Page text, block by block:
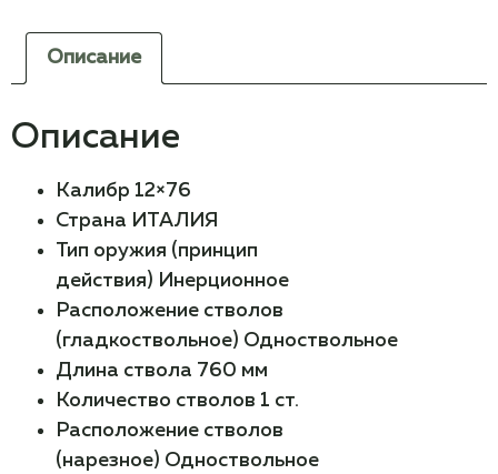
Описание
Описание
Калибр 12×76
Страна ИТАЛИЯ
Тип оружия (принцип
действия) Инерционное
Расположение стволов
(гладкоствольное) Одноствольное
Длина ствола 760 мм
Количество стволов 1 ст.
Расположение стволов
(нарезное) Одноствольное